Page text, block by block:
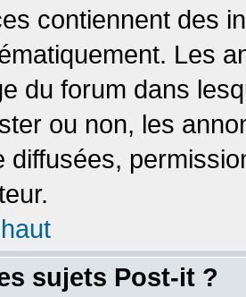
contiennent des
Les
du forum dans
ou non, les
diffusées,
sujets Post-it ?